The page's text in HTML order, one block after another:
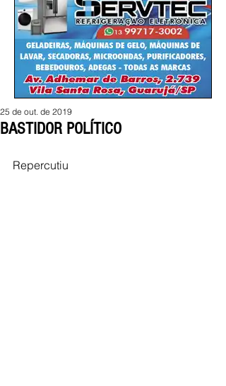
BASTIDOR POLÍTICO
25 de out. de 2019
Repercutiu